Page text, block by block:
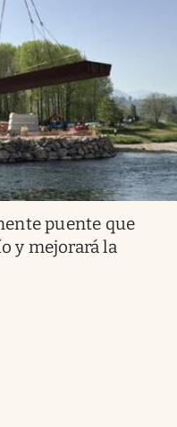
puente que
y mejorará la